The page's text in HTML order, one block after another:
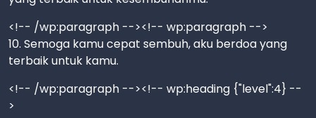
<!-- /wp:paragraph --><!-- wp:paragraph -->
10. Semoga kamu cepat sembuh, aku berdoa yang
terbaik untuk kamu.
<!-- /wp:paragraph --><!-- wp:heading {"level":4} --
>